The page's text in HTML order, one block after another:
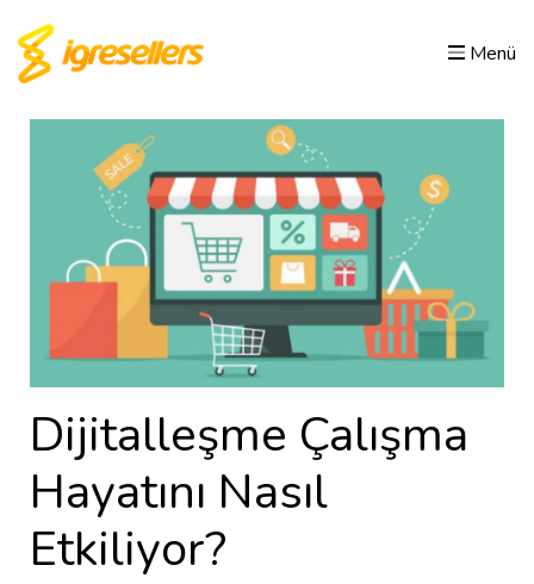
Menü
Dijitalleşme Çalışma
Hayatını Nasıl
Etkiliyor?